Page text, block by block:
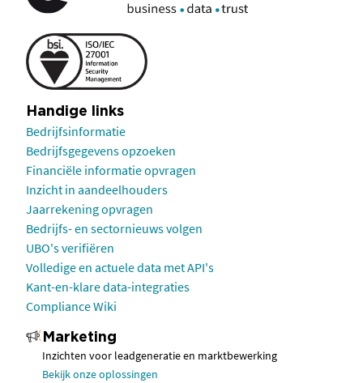
Handige links
Bedrijfsinformatie
Bedrijfsgegevens opzoeken
Financiële informatie opvragen
Inzicht in aandeelhouders
Jaarrekening opvragen
Bedrijfs- en sectornieuws volgen
UBO's verifiëren
Volledige en actuele data met API's
Kant-en-klare data-integraties
Compliance Wiki
Marketing
Inzichten voor leadgeneratie en marktbewerking
Bekijk onze oplossingen